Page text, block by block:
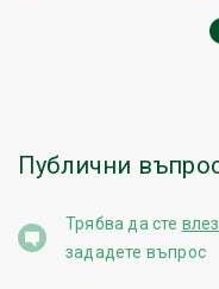
Публични
Трябва да сте
зададете въпрос